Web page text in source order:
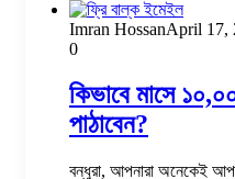
Imran HossanApril 17,
0
কিভাবে মাসে
পাঠাবেন?
বন্ধুরা, আপনারা অনেকেই